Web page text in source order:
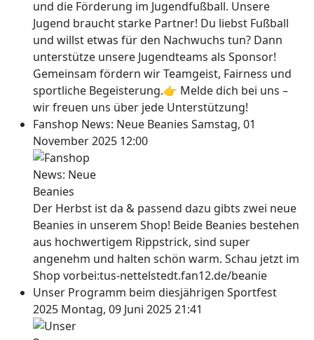
und die Förderung im Jugendfußball. Unsere
Jugend braucht starke Partner! Du liebst Fußball
und willst etwas für den Nachwuchs tun? Dann
unterstütze unsere Jugendteams als Sponsor!
Gemeinsam fördern wir Teamgeist, Fairness und
sportliche Begeisterung.👉 Melde dich bei uns –
wir freuen uns über jede Unterstützung!
Fanshop News: Neue Beanies Samstag, 01
November 2025 12:00
Der Herbst ist da & passend dazu gibts zwei neue
Beanies in unserem Shop! Beide Beanies bestehen
aus hochwertigem Rippstrick, sind super
angenehm und halten schön warm. Schau jetzt im
Shop vorbei:tus-nettelstedt.fan12.de/beanie
Unser Programm beim diesjährigen Sportfest
2025 Montag, 09 Juni 2025 21:41